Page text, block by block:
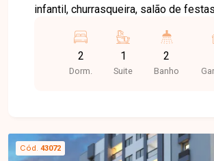
infantil, churrasqueira, salão de
2
Dorm.
1
Suite
2
Banho
Cód. 43072